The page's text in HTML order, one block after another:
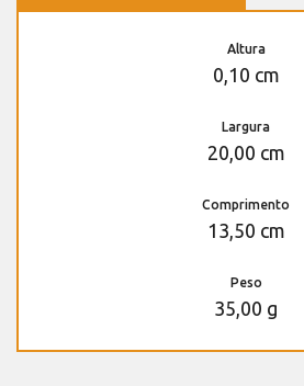
Altura
0,10 cm
Largura
20,00 cm
Comprimento
13,50 cm
Peso
35,00 g